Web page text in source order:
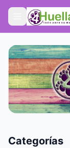
Categorías